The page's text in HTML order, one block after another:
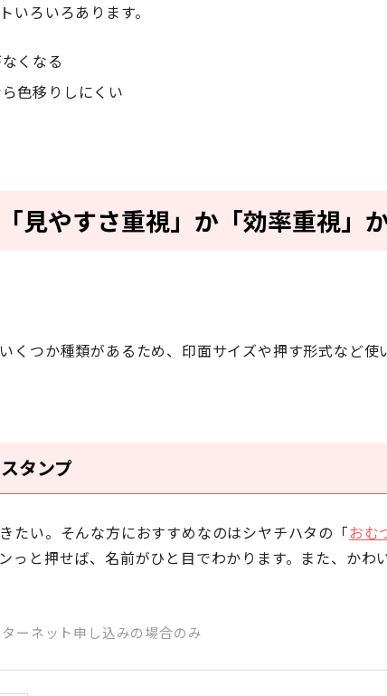
いろいろあります。
くなる
色移りしにくい
見やすさ重視」か「効率重視」
くつか種類があるため、印面サイズや押す形式など使
タンプ
たい。そんな方におすすめなのはシヤチハタの「おむ
っと押せば、名前がひと目でわかります。また、か
ーネット申し込みの場合のみ